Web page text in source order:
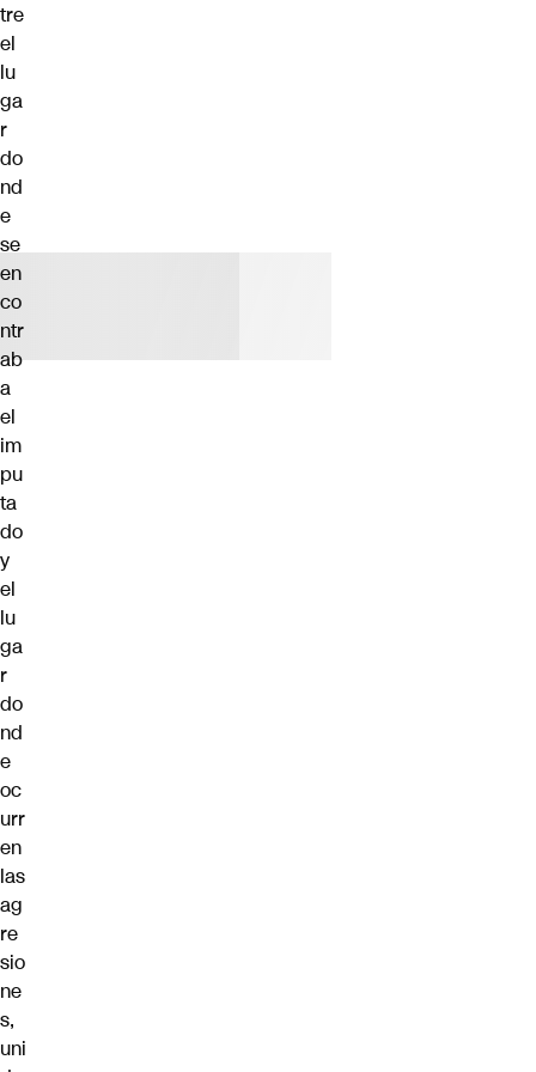
tre
el
lu
ga
r
do
nd
e
se
en
co
ntr
ab
a
el
im
pu
ta
do
y
el
lu
ga
r
do
nd
e
oc
urr
en
las
ag
re
sio
ne
s,
uni